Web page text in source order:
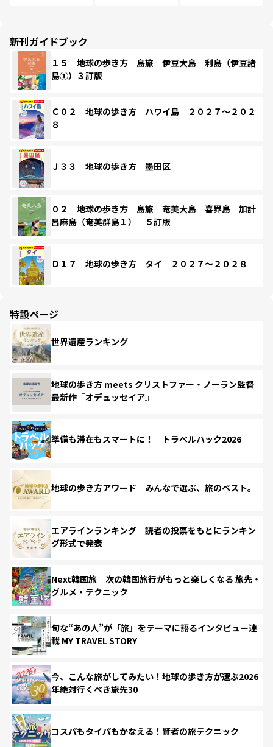
新刊ガイドブック
１５ 地球の歩き方 島旅 伊豆大島 利島（伊豆諸
島①）３訂版
Ｃ０２ 地球の歩き方 ハワイ島 ２０２７～２０２
８
Ｊ３３ 地球の歩き方 墨田区
０２ 地球の歩き方 島旅 奄美大島 喜界島 加計
呂麻島（奄美群島１） ５訂版
Ｄ１７ 地球の歩き方 タイ ２０２７～２０２８
特設ページ
世界遺産ランキング
地球の歩き方 meets クリストファー・ノーラン監督
最新作『オデュッセイア』
準備も滞在もスマートに！ トラベルハック2026
地球の歩き方アワード みんなで選ぶ、旅のベスト。
エアラインランキング 読者の投票をもとにランキン
グ形式で発表
Next韓国旅 次の韓国旅行がもっと楽しくなる 旅先・
グルメ・テクニック
旬な“あの人”が「旅」をテーマに語るインタビュー連
載 MY TRAVEL STORY
今、こんな旅がしてみたい！地球の歩き方が選ぶ2026
年絶対行くべき旅先30
コスパもタイパもかなえる！賢者の旅テクニック